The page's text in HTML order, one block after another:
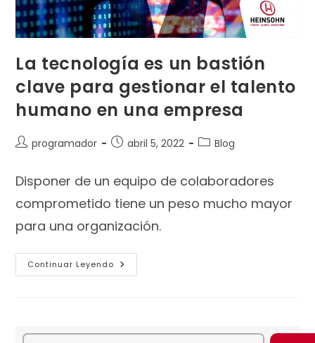
La tecnología es un bastión
clave para gestionar el talento
humano en una empresa
programador abril 5, 2022 Blog
Disponer de un equipo de colaboradores
comprometido tiene un peso mucho mayor
para una organización.
Continuar Leyendo